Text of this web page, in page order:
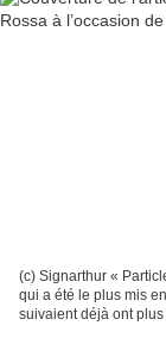
(c) Signarthur «
qui a été le plus mis
suivaient déjà ont